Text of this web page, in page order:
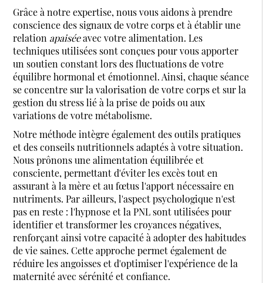
Grâce à notre expertise, nous vous aidons à prendre
conscience des signaux de votre corps et à établir une
relation apaiséeavec votre alimentation. Les
techniques utilisées sont conçues pour vous apporter
un soutien constant lors des fluctuations de votre
équilibre hormonal et émotionnel. Ainsi, chaque séance
se concentre sur la valorisation de votre corps et sur la
gestion du stress lié à la prise de poids ou aux
variations de votre métabolisme.
Notre méthode intègre également des outils pratiques
et des conseils nutritionnels adaptés à votre situation.
Nous prônons une alimentation équilibrée et
consciente, permettant d'éviter les excès tout en
assurant à la mère et au fœtus l'apport nécessaire en
nutriments. Par ailleurs, l'aspect psychologique n'est
pas en reste : l'hypnose et la PNL sont utilisées pour
identifier et transformer les croyances négatives,
renforçant ainsi votre capacité à adopter des habitudes
de vie saines. Cette approche permet également de
réduire les angoisses et d'optimiser l'expérience de la
maternité avec sérénité et confiance.